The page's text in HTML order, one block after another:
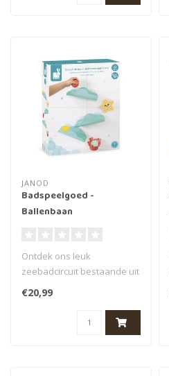
JANOD
Badspeelgoed -
Ballenbaan
Ontdek ons leuk
zeebadcircuit bestaande uit
3 glijbanen (aan de wand te
bevestig..
€20,99